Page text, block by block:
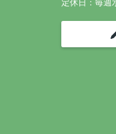
定休日： 毎週